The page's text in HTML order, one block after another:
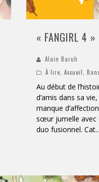
« FANGIRL 4
Alain Baruh
À lire Accueil
Au début de
d’amis dans sa
manque
sœur jumelle avec
duo fusionnel. Cat...